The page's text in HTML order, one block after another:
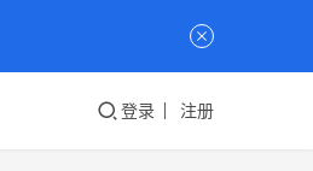
登录 注册